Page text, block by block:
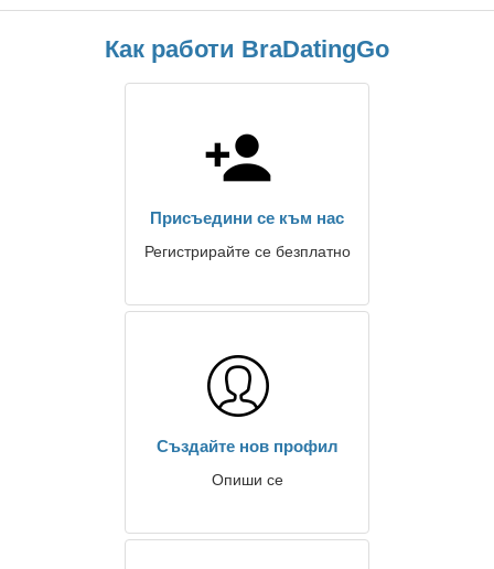
Как работи BraDatingGo
Присъедини се към нас
Регистрирайте се безплатно
Създайте нов профил
Опиши се